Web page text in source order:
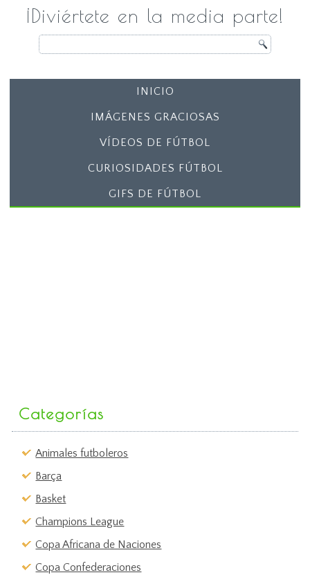
¡Diviértete en la media parte!
INICIO
IMÁGENES GRACIOSAS
VÍDEOS DE FÚTBOL
CURIOSIDADES FÚTBOL
GIFS DE FÚTBOL
Categorías
Animales futboleros
Barça
Basket
Champions League
Copa Africana de Naciones
Copa Confederaciones